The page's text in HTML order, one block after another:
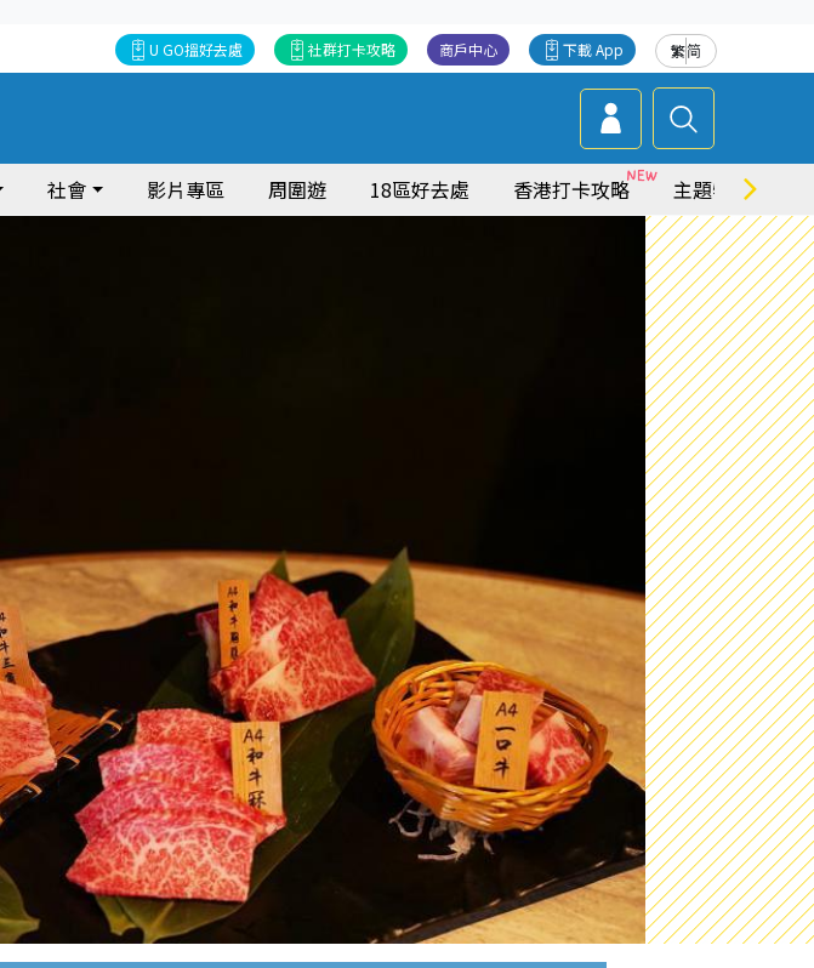
繁简
下載 App
商戶中心
社群打卡攻略
U GO搵好去處
社會 影片專區 周圍遊 18區好去處 香港打卡攻略 主題特集